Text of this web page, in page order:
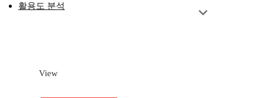
활용도 분석
View